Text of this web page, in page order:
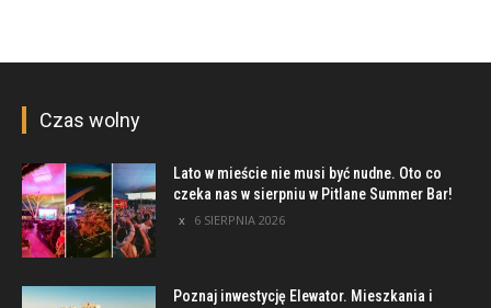
Czas wolny
Lato w mieście nie musi być nudne. Oto co
czeka nas w sierpniu w Pitlane Summer Bar!
6 SIERPNIA 2026
Poznaj inwestycję Elewator. Mieszkania i